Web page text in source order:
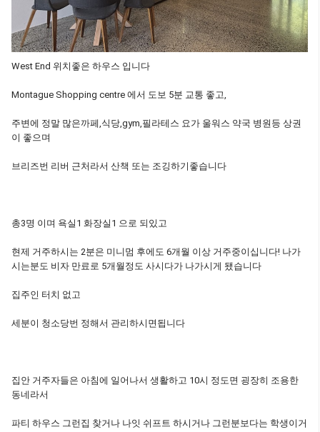
West End 위치좋은 하우스 입니다
Montague Shopping centre 에서 도보 5분 교통 좋고,
주변에 정말 많은까페,식당,gym,필라테스 요가 울워스 약국 병원등 상권
이 좋으며
브리즈번 리버 근처라서 산책 또는 조깅하기좋습니다
총3명 이며 욕실1 화장실1 으로 되있고
현제 거주하시는 2분은 미니멈 후에도 6개월 이상 거주중이십니다! 나가
시는분도 비자 만료로 5개월정도 사시다가 나가시게 됐습니다
집주인 터치 없고
세분이 청소당번 정해서 관리하시면됩니다
집안 거주자들은 아침에 일어나서 생활하고 10시 정도면 굉장히 조용한
동네라서
파티 하우스 그런집 찾거나 나잇 쉬프트 하시거나 그런분보다는 학생이거